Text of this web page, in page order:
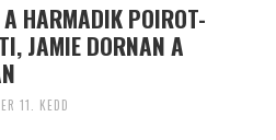
HARMADIK POIROT-
JAMIE DORNAN A
11. KEDD